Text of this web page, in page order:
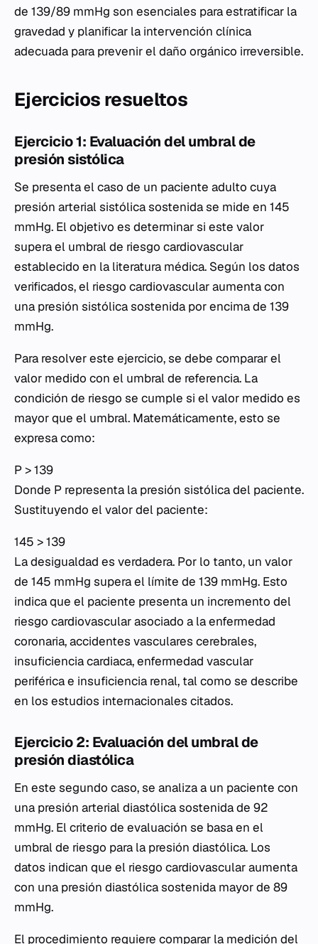
de 139/89 mmHg son esenciales para estratificar la
gravedad y planificar la intervención clínica
adecuada para prevenir el daño orgánico irreversible.
Ejercicios resueltos
Ejercicio 1: Evaluación del umbral de
presión sistólica
Se presenta el caso de un paciente adulto cuya
presión arterial sistólica sostenida se mide en 145
mmHg. El objetivo es determinar si este valor
supera el umbral de riesgo cardiovascular
establecido en la literatura médica. Según los datos
verificados, el riesgo cardiovascular aumenta con
una presión sistólica sostenida por encima de 139
mmHg.
Para resolver este ejercicio, se debe comparar el
valor medido con el umbral de referencia. La
condición de riesgo se cumple si el valor medido es
mayor que el umbral. Matemáticamente, esto se
expresa como:
P > 139
Donde P representa la presión sistólica del paciente.
Sustituyendo el valor del paciente:
145 > 139
La desigualdad es verdadera. Por lo tanto, un valor
de 145 mmHg supera el límite de 139 mmHg. Esto
indica que el paciente presenta un incremento del
riesgo cardiovascular asociado a la enfermedad
coronaria, accidentes vasculares cerebrales,
insuficiencia cardiaca, enfermedad vascular
periférica e insuficiencia renal, tal como se describe
en los estudios internacionales citados.
Ejercicio 2: Evaluación del umbral de
presión diastólica
En este segundo caso, se analiza a un paciente con
una presión arterial diastólica sostenida de 92
mmHg. El criterio de evaluación se basa en el
umbral de riesgo para la presión diastólica. Los
datos indican que el riesgo cardiovascular aumenta
con una presión diastólica sostenida mayor de 89
mmHg.
El procedimiento requiere comparar la medición del